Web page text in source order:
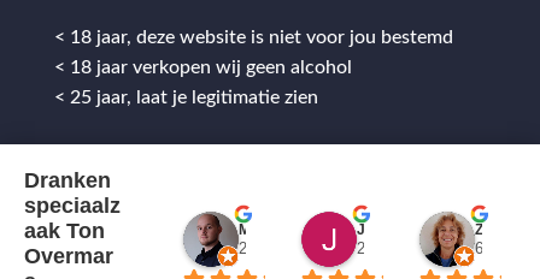
< 18 jaar, deze website is niet voor jou bestemd
< 18 jaar verkopen wij geen alcohol
< 25 jaar, laat je legitimatie zien
Dranken
speciaalz
aak Ton
Overmar
2 jaar geleden 2 jaar geleden 6 jaar